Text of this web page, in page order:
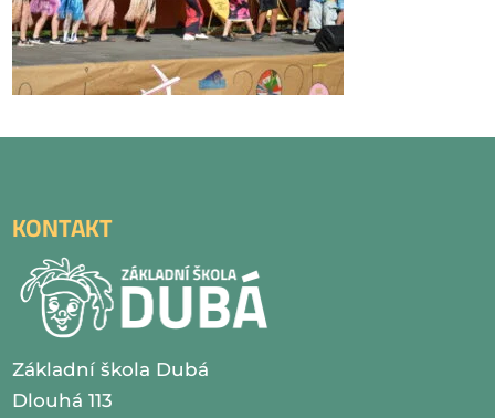
KONTAKT
Základní škola Dubá
Dlouhá 113